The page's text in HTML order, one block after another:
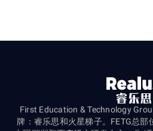
First Education & Technology
牌：睿乐思和火星梯子。FETG总